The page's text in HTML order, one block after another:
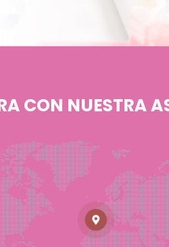
CON NUESTRA